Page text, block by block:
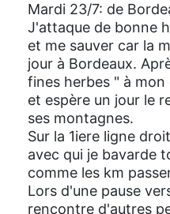
Mardi 23/7: de
J'attaque de bonne
et me sauver car la
jour à Bordeaux.
fines herbes " à
et espère un jour le
ses montagnes.
Sur la 1iere ligne
avec qui je bavarde
comme les km
Lors d'une pause
rencontre d'autres